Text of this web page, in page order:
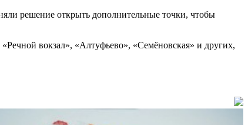
решение открыть дополнительные точки, чтобы
вокзал», «Алтуфьево», «Семёновская» и других,